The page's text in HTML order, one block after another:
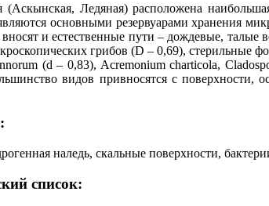
Ледяная) расположена
основными резервуарами хранения
и естественные пути – дождевые, талые
грибов (D – 0,69), стерильные
(d – 0,83), Acremonium charticola,
видов привносятся с поверхности,
наледь, скальные поверхности,
список: